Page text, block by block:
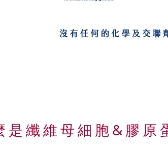
是纖維母細胞&膠原